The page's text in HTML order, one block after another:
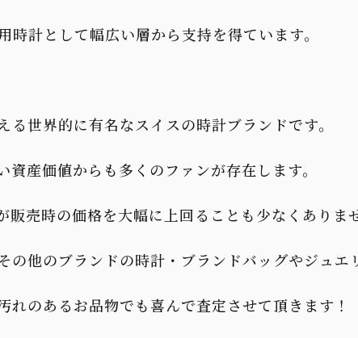
計として幅広い層から支持を得ています。
世界的に有名なスイスの時計ブランドです。
産価値からも多くのファンが存在します。
売時の価格を大幅に上回ることも少なくありま
他のブランドの時計・ブランドバッグやジュエ
のあるお品物でも喜んで査定させて頂きます！